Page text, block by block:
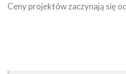
Ceny projektów zaczynają się